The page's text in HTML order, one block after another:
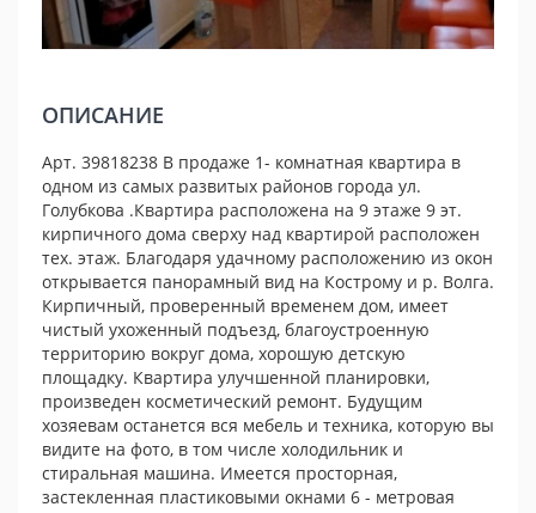
ОПИСАНИЕ
Арт. 39818238 В продаже 1- комнатная квартира в
одном из самых развитых районов города ул.
Голубкова .Квартира расположена на 9 этаже 9 эт.
кирпичного дома сверху над квартирой расположен
тех. этаж. Благодаря удачному расположению из окон
открывается панорамный вид на Кострому и р. Волга.
Кирпичный, проверенный временем дом, имеет
чистый ухоженный подъезд, благоустроенную
территорию вокруг дома, хорошую детскую
площадку. Квартира улучшенной планировки,
произведен косметический ремонт. Будущим
хозяевам останется вся мебель и техника, которую вы
видите на фото, в том числе холодильник и
стиральная машина. Имеется просторная,
застекленная пластиковыми окнами 6 - метровая